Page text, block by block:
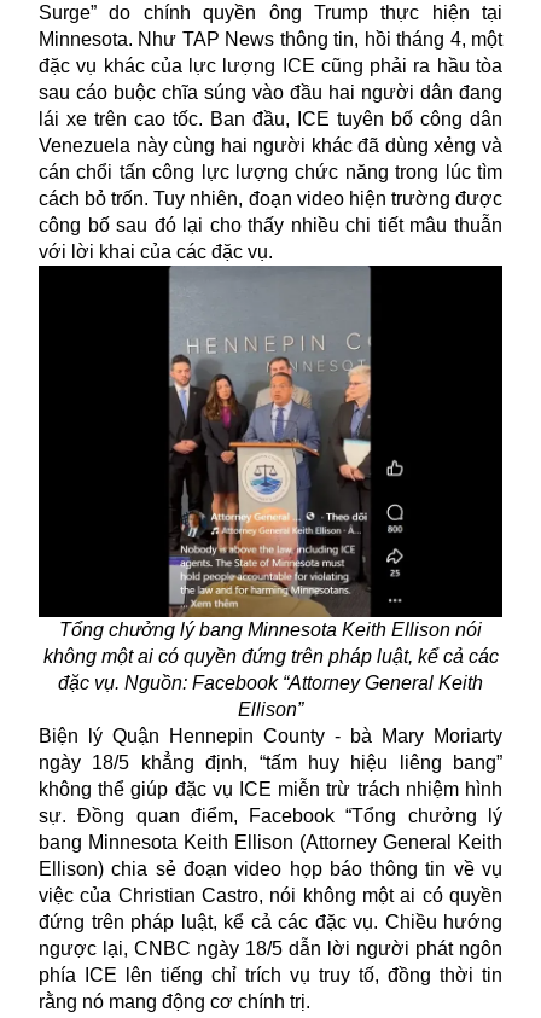
Surge” do chính quyền ông Trump thực hiện tại
Minnesota. Như TAP News thông tin, hồi tháng 4, một
đặc vụ khác của lực lượng ICE cũng phải ra hầu tòa
sau cáo buộc chĩa súng vào đầu hai người dân đang
lái xe trên cao tốc. Ban đầu, ICE tuyên bố công dân
Venezuela này cùng hai người khác đã dùng xẻng và
cán chổi tấn công lực lượng chức năng trong lúc tìm
cách bỏ trốn. Tuy nhiên, đoạn video hiện trường được
công bố sau đó lại cho thấy nhiều chi tiết mâu thuẫn
với lời khai của các đặc vụ.
Tổng chưởng lý bang Minnesota Keith Ellison nói
không một ai có quyền đứng trên pháp luật, kể cả các
đặc vụ. Nguồn: Facebook “Attorney General Keith
Ellison”
Biện lý Quận Hennepin County - bà Mary Moriarty
ngày 18/5 khẳng định, “tấm huy hiệu liêng bang”
không thể giúp đặc vụ ICE miễn trừ trách nhiệm hình
sự. Đồng quan điểm, Facebook “Tổng chưởng lý
bang Minnesota Keith Ellison (Attorney General Keith
Ellison) chia sẻ đoạn video họp báo thông tin về vụ
việc của Christian Castro, nói không một ai có quyền
đứng trên pháp luật, kể cả các đặc vụ. Chiều hướng
ngược lại, CNBC ngày 18/5 dẫn lời người phát ngôn
phía ICE lên tiếng chỉ trích vụ truy tố, đồng thời tin
rằng nó mang động cơ chính trị.